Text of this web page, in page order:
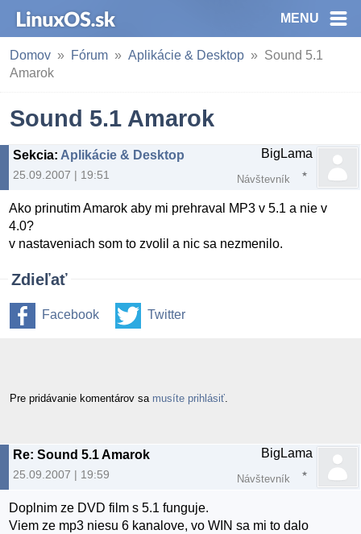
MENU
Domov Fórum Aplikácie & Desktop
Sound 5.1
Amarok
Sound 5.1 Amarok
Sekcia: Aplikácie & Desktop
25.09.2007 | 19:51
BigLama
Návštevník
Ako prinutim Amarok aby mi prehraval MP3 v 5.1 a nie v
4.0?
v nastaveniach som to zvolil a nic sa nezmenilo.
Zdieľať
Facebook Twitter
Pre pridávanie komentárov sa musíte prihlásiť
Re: Sound 5.1 Amarok
25.09.2007 | 19:59
BigLama
Návštevník
Doplnim ze DVD film s 5.1 funguje.
Viem ze mp3 niesu 6 kanalove, vo WIN sa mi to dalo